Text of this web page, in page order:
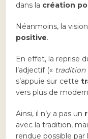
dans la création
Néanmoins, la
positive.
En effet, la reprise
l’adjectif (« tradition
s’appuie sur cette
vers plus de
Ainsi, il n’y a pas un
avec la tradition,
rendue possible par